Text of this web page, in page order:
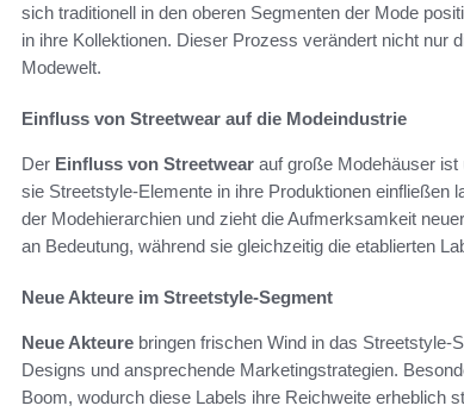
sich traditionell in den oberen Segmenten der Mode
in ihre Kollektionen. Dieser Prozess verändert nicht nur
Modewelt.
Einfluss von Streetwear auf die Modeindustrie
Der Einfluss von Streetwear auf große Modehäuser
sie Streetstyle-Elemente in ihre Produktionen
der Modehierarchien und zieht die Aufmerksamkeit
an Bedeutung, während sie gleichzeitig die etablierten
Neue Akteure im Streetstyle-Segment
Neue Akteure bringen frischen Wind in das
Designs und ansprechende Marketingstrategien.
Boom, wodurch diese Labels ihre Reichweite erheblich